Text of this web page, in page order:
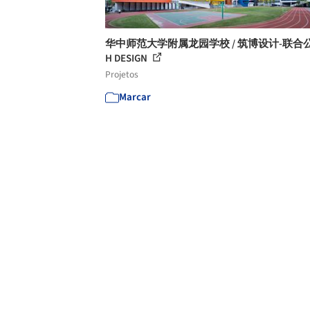
华中师范大学附属龙园学校 / 筑博设计-联合
H DESIGN
Projetos
Marcar